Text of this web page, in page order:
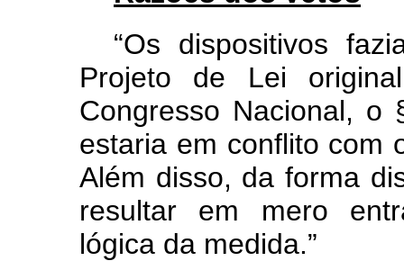
“Os dispositivos
Projeto de Lei
Congresso Nacional, o
estaria em conflito
Além disso, da forma
resultar em mero
lógica da medida.”